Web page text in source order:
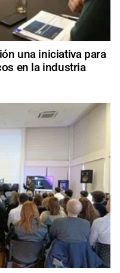
una iniciativa para
en la industria